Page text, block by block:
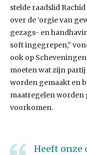
stelde raadslid
over de ‘orgie van
gezags- en
soft ingegrepen,”
ook op Scheveningen
moeten wat zijn
worden gemaakt en
maatregelen worden
voorkomen.
Heeft onze